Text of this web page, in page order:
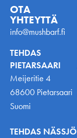
OTA
YHTEYTTÄ
info@mushbarf.fi
TEHDAS
PIETARSAARI
Meijeritie 4
68600 Pietarsaari
Suomi
TEHDAS NÄSSJÖ